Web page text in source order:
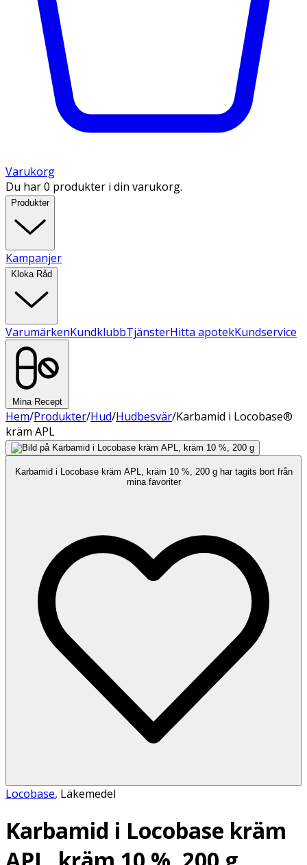
Varukorg
Du har 0 produkter i din varukorg.
Produkter
Kampanjer
Kloka Råd
VarumärkenKundklubbTjänsterHitta apotekKundservice
Mina Recept
Hem/Produkter/Hud/Hudbesvär/Karbamid i Locobase®
kräm APL
Karbamid i Locobase kräm APL, kräm 10 %, 200 g har tagits bort från
mina favoriter
Locobase, Läkemedel
Karbamid i Locobase kräm